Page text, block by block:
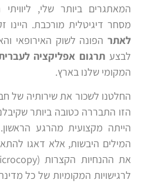
המאתגרים ביותר שלי,
מסחר דיגיטלית מורכבת. היינו
לאתרהפונה לשוק האירופאי
לבצע תרגום אפליקציה
המקומי שלנו בארץ.
החלטנו לשכור את שירותיה של
הזו התבררה כטובה ביותר
הייתה מקצועית מהרגע
המילים היבשות, אלא דאגו
לרגישויות המקומיות של כל